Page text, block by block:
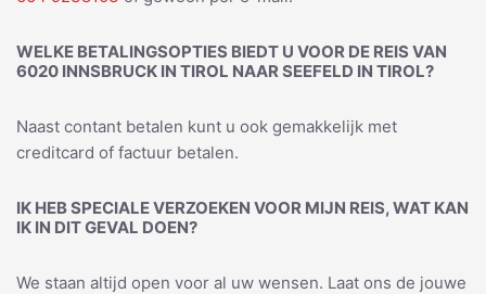
WELKE BETALINGSOPTIES BIEDT U VOOR DE REIS VAN
6020 INNSBRUCK IN TIROL NAAR SEEFELD IN TIROL?
Naast contant betalen kunt u ook gemakkelijk met
creditcard of factuur betalen.
IK HEB SPECIALE VERZOEKEN VOOR MIJN REIS, WAT KAN
IK IN DIT GEVAL DOEN?
We staan altijd open voor al uw wensen. Laat ons de jouwe